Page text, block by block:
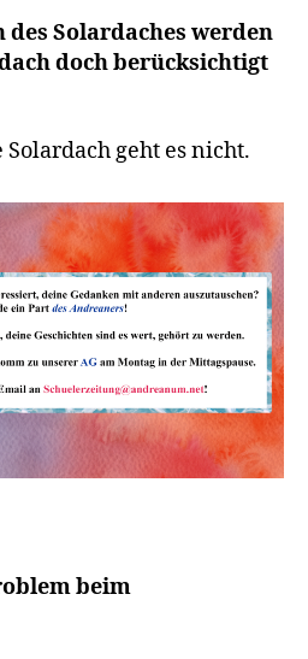
des Solardaches werden
doch berücksichtigt
geht es nicht.
beim